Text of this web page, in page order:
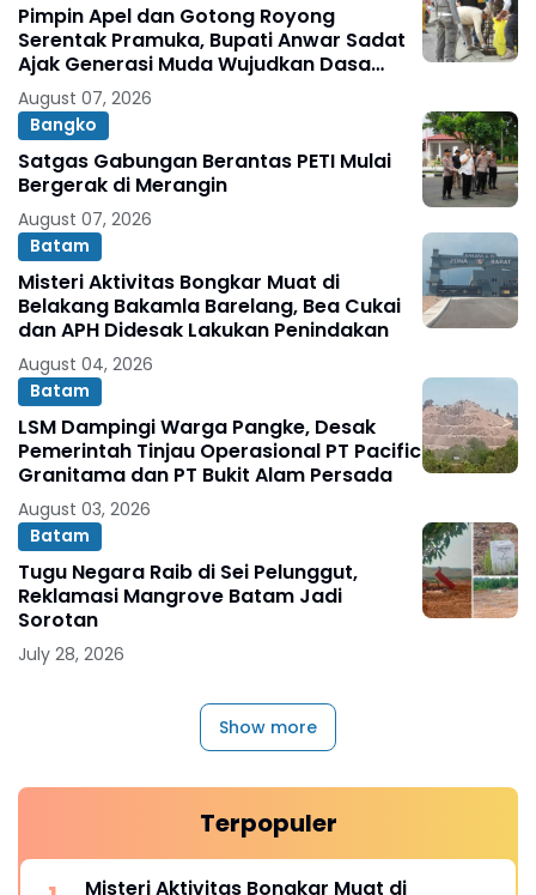
Pimpin Apel dan Gotong Royong
Serentak Pramuka, Bupati Anwar Sadat
Ajak Generasi Muda Wujudkan Dasa
Darma Melalui Aksi Nyata Peduli
Lingkungan
August 07, 2026
Bangko
Satgas Gabungan Berantas PETI Mulai
Bergerak di Merangin
August 07, 2026
Batam
Misteri Aktivitas Bongkar Muat di
Belakang Bakamla Barelang, Bea Cukai
dan APH Didesak Lakukan Penindakan
August 04, 2026
Batam
LSM Dampingi Warga Pangke, Desak
Pemerintah Tinjau Operasional PT Pacific
Granitama dan PT Bukit Alam Persada
August 03, 2026
Batam
Tugu Negara Raib di Sei Pelunggut,
Reklamasi Mangrove Batam Jadi
Sorotan
July 28, 2026
Show more
Terpopuler
Misteri Aktivitas Bongkar Muat di